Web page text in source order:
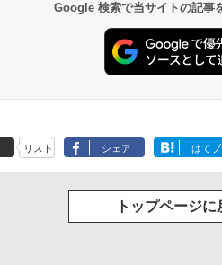
Google 検索で当サイトの記事
リスト シェア はてブ
トップページに